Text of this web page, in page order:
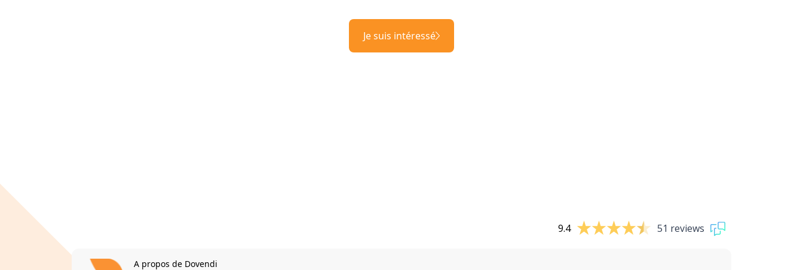
Je suis intéressé
9.4 51 reviews
A propos de Dovendi